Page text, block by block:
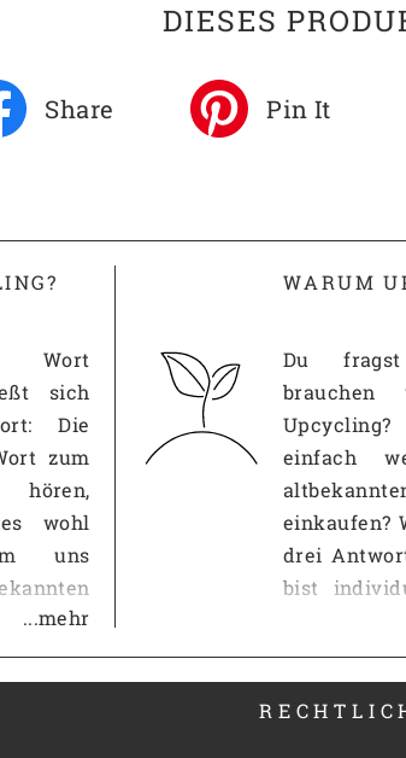
mit einem Reißverschluss
aufgrund der
Shopper
Frauen
27 cm
18 cm
0,6 kg
DIESES
Share Pin It
Wort
sich
Die
zum
wohl
uns
haben
ist
beim
beim
...mehr
WARUM
Du
brauchen
einfach
einkaufen?
drei
bist
das? Du
gleiche